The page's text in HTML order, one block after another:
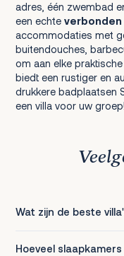
adres, één zwembad
een echte
accommodaties met
buitendouches,
om aan elke
biedt een rustiger en
drukkere badplaatsen
een villa voor uw groep!
Wat zijn de beste
Hoeveel